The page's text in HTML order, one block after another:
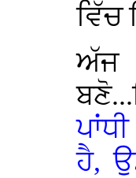
ਵਿੱਚ
ਅੱਜ
ਹੈ,